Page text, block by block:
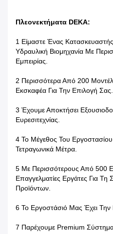
Πλεονεκτήματα DEKA:
1 Είμαστε Ένας Κατασκευαστής
Υδραυλική Βιομηχανία Με
Εμπειρίας.
2 Περισσότερα Από 200
Εκσκαφέα Για Την Επιλογή Σας.
3 Έχουμε Αποκτήσει
Ευρεσιτεχνίας.
4 Το Μέγεθος Του
Τετραγωνικά Μέτρα.
5 Με Περισσότερους Από 500
Επαγγελματίες Εργάτες Για
Προϊόντων.
6 Το Εργοστάσιό Μας Έχει
7 Παρέχουμε Premium